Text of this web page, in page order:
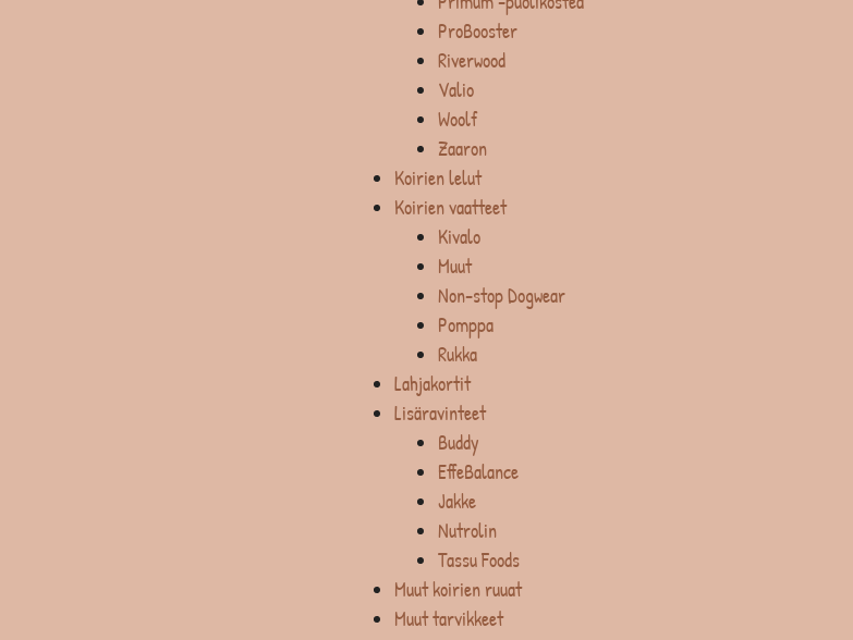
ProBooster
Riverwood
Valio
Woolf
Zaaron
Koirien lelut
Koirien vaatteet
Kivalo
Muut
Non-stop Dogwear
Pomppa
Rukka
Lahjakortit
Lisäravinteet
Buddy
EffeBalance
Jakke
Nutrolin
Tassu Foods
Muut koirien ruuat
Muut tarvikkeet